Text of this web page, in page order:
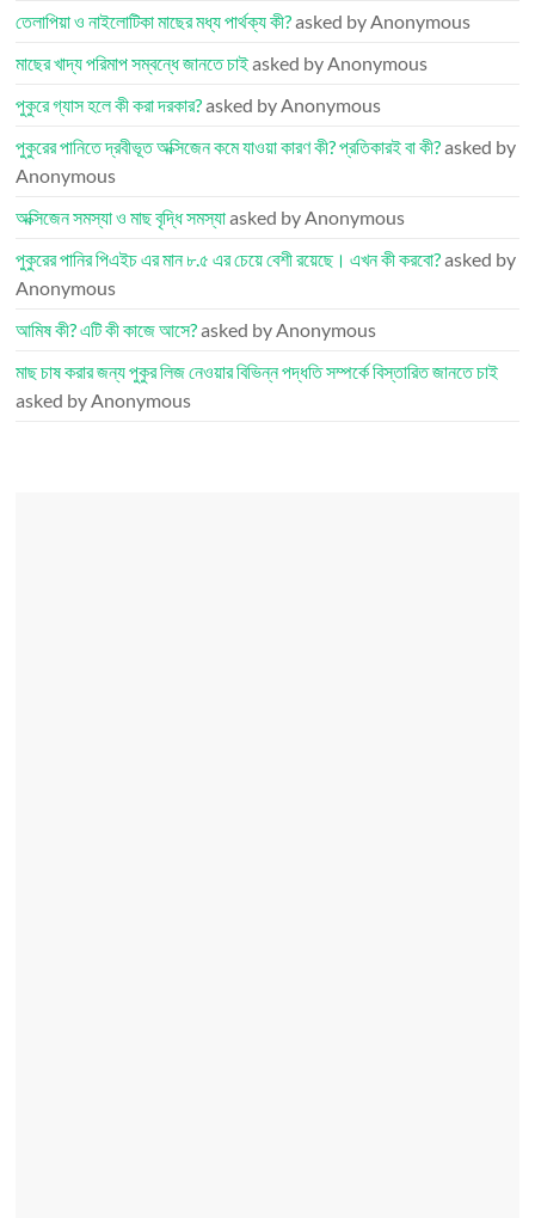
তেলাপিয়া ও নাইলোটিকা মাছের মধ্য পার্থক্য কী?asked by Anonymous
মাছের খাদ্য পরিমাপ সম্বন্ধে জানতে চাইasked by Anonymous
পুকুরে গ্যাস হলে কী করা দরকার?asked by Anonymous
পুকুরের পানিতে দ্রবীভূত অক্সিজেন কমে যাওয়া কারণ কী? প্রতিকারই বা কী?asked by
Anonymous
অক্সিজেন সমস্যা ও মাছ বৃদ্ধি সমস্যাasked by Anonymous
পুকুরের পানির পিএইচ এর মান ৮.৫ এর চেয়ে বেশী রয়েছে। এখন কী করবো?asked by
Anonymous
আমিষ কী? এটি কী কাজে আসে?asked by Anonymous
মাছ চাষ করার জন্য পুকুর লিজ নেওয়ার বিভিন্ন পদ্ধতি সম্পর্কে বিস্তারিত জানতে চাই
asked by Anonymous